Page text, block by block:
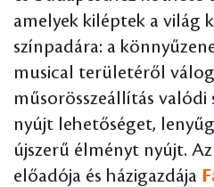
amelyek kiléptek a világ
színpadára: a
musical területéről
műsorösszeállítás valódi
nyújt lehetőséget,
újszerű élményt nyújt.
előadója és házigazdája